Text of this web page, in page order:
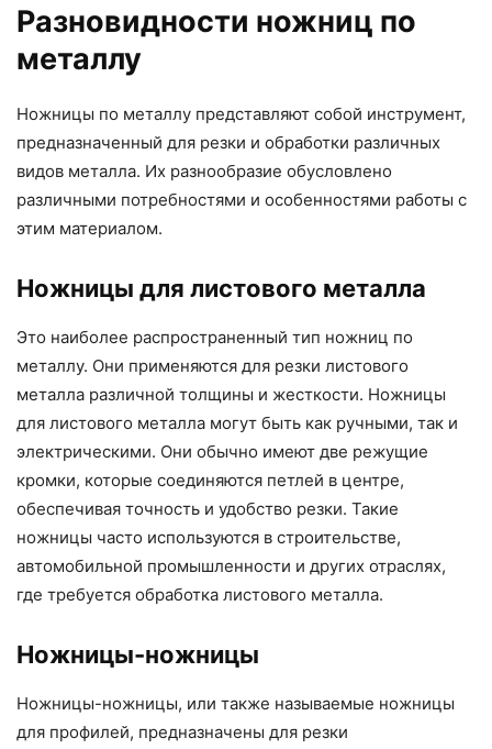
Разновидности ножниц по
металлу
Ножницы по металлу представляют собой инструмент,
предназначенный для резки и обработки различных
видов металла. Их разнообразие обусловлено
различными потребностями и особенностями работы с
этим материалом.
Ножницы для листового металла
Это наиболее распространенный тип ножниц по
металлу. Они применяются для резки листового
металла различной толщины и жесткости. Ножницы
для листового металла могут быть как ручными, так и
электрическими. Они обычно имеют две режущие
кромки, которые соединяются петлей в центре,
обеспечивая точность и удобство резки. Такие
ножницы часто используются в строительстве,
автомобильной промышленности и других отраслях,
где требуется обработка листового металла.
Ножницы-ножницы
Ножницы-ножницы, или также называемые ножницы
для профилей, предназначены для резки